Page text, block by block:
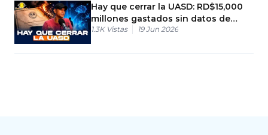
Hay que cerrar la UASD: RD$15,000
millones gastados sin datos de
empleo
1.3K Vistas 19 Jun 2026